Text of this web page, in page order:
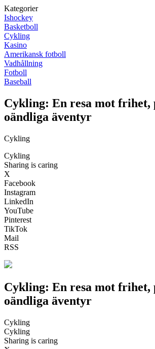
Kategorier
Ishockey
Basketboll
Cykling
Kasino
Amerikansk fotboll
Vadhållning
Fotboll
Baseball
Cykling: En resa mot frihet,
oändliga äventyr
Cykling
Cykling
Sharing is caring
X
Facebook
Instagram
LinkedIn
YouTube
Pinterest
TikTok
Mail
RSS
Cykling: En resa mot frihet,
oändliga äventyr
Cykling
Cykling
Sharing is caring